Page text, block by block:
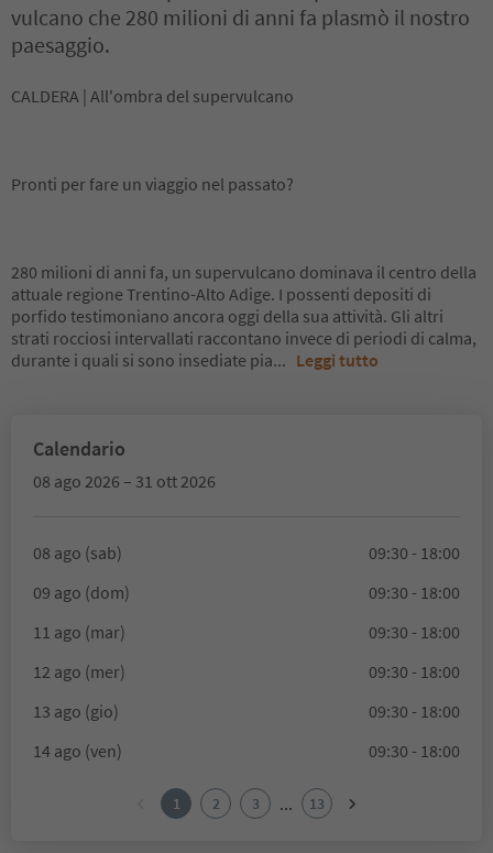
vulcano che 280 milioni di anni fa plasmò il nostro
paesaggio.
CALDERA | All'ombra del supervulcano
Pronti per fare un viaggio nel passato?
280 milioni di anni fa, un supervulcano dominava il centro della
attuale regione Trentino-Alto Adige. I possenti depositi di
porfido testimoniano ancora oggi della sua attività. Gli altri
strati rocciosi intervallati raccontano invece di periodi di calma,
durante i quali si sono insediate pia... Leggi tutto
Calendario
08 ago 2026 – 31 ott 2026
08 ago (sab)
09:30 - 18:00
09 ago (dom)
09:30 - 18:00
11 ago (mar)
09:30 - 18:00
12 ago (mer)
09:30 - 18:00
13 ago (gio)
09:30 - 18:00
14 ago (ven)
09:30 - 18:00
1 2 3 ... 13